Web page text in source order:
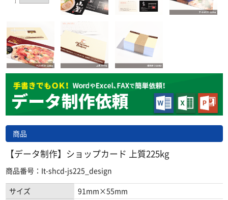
商品
【データ制作】ショップカード 上質225kg
商品番号：It-shcd-js225_design
サイズ
91mm×55mm